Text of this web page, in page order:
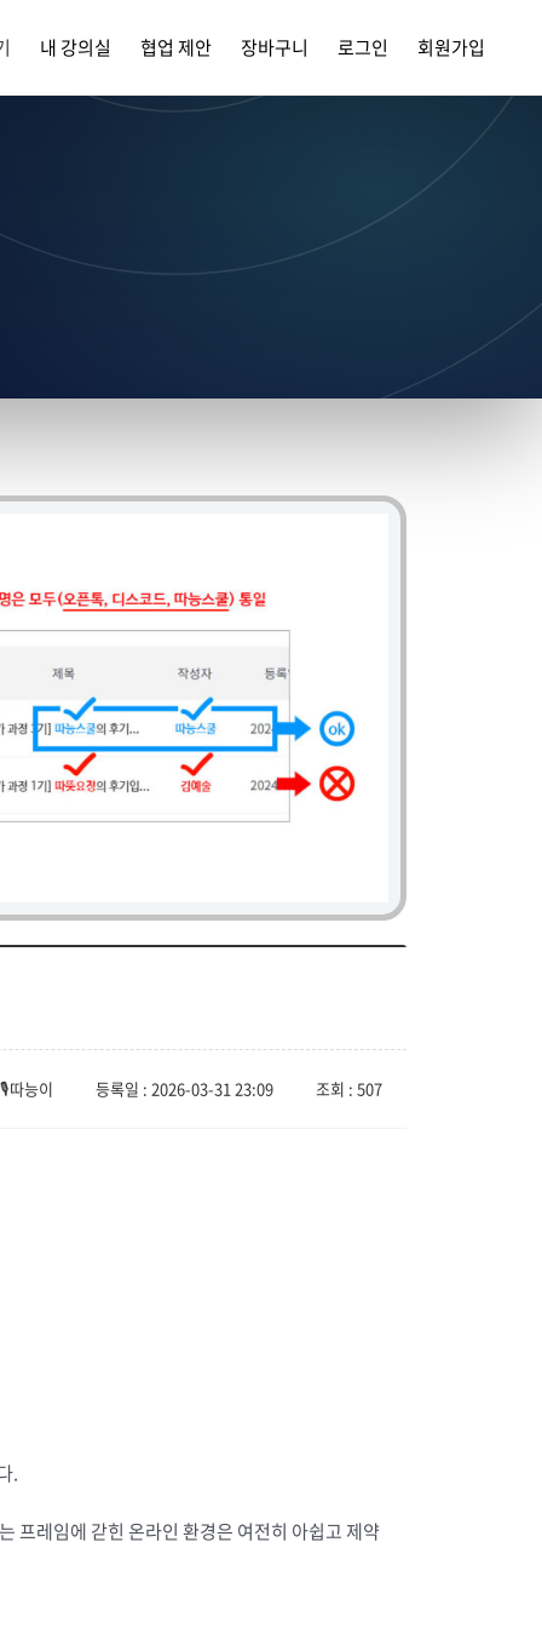
내 강의실 협업 제안 장바구니 로그인 회원가입
조회 : 507
등록일 : 2026-03-31 23:09
따능이
.
프레임에 갇힌 온라인 환경은 여전히 아쉽고 제약